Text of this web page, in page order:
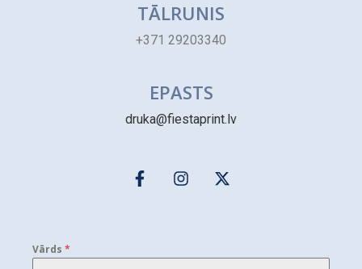
TĀLRUNIS
+371 29203340
EPASTS
druka@fiestaprint.lv
Vārds *